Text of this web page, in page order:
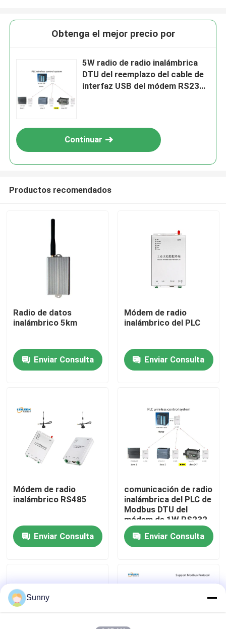
Productos
Sobre nosotros
Recorrido por la fábrica
Control de calidad
Contacta con nosotros
Casos de trabajo
Obtenga el mejor precio por
5W radio de radio inalámbrica
DTU del reemplazo del cable de
interfaz USB del módem RS232
Continuar
Productos recomendados
Radio de datos
inalámbrico 5km
Enviar Consulta
Módem de radio
inalámbrico del PLC
Enviar Consulta
Módem de radio
inalámbrico RS485
Enviar Consulta
comunicación de radio
inalámbrica del PLC de
Modbus DTU del
módem de 1W RS232
RS485
Enviar Consulta
Sunny